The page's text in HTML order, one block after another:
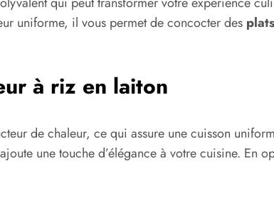
uniforme, il vous permet de concocter des
à riz en laiton
de chaleur, ce qui assure une cuisson
une touche d’élégance à votre cuisine. En